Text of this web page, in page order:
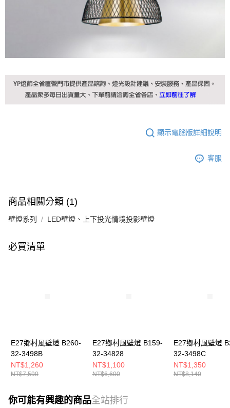
顯示電腦版詳細說明
客服
商品相關分類 (1)
壁燈系列 LED壁燈、上下投光情境投影壁燈
必買清單
E27鄉村風壁燈 B260-
32-3498B
NT$1,260
NT$7,590
E27鄉村風壁燈 B159-
32-34828
NT$1,100
NT$6,600
E27鄉村風壁燈
32-3498C
NT$1,350
NT$8,140
你可能有興趣的商品全站排行